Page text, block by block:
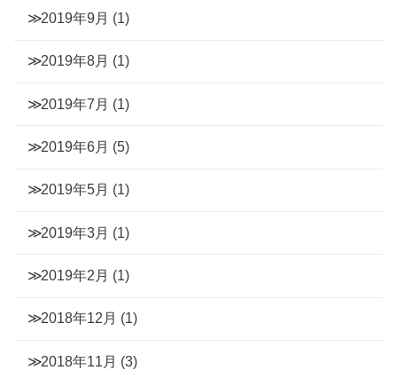
2019年9月 (1)
2019年8月 (1)
2019年7月 (1)
2019年6月 (5)
2019年5月 (1)
2019年3月 (1)
2019年2月 (1)
2018年12月 (1)
2018年11月 (3)